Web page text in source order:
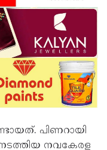
പിണറായി
നടത്തിയ നവകേരള